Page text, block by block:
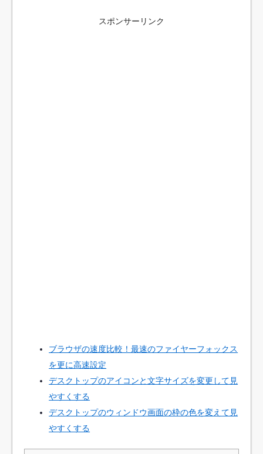
スポンサーリンク
ブラウザの速度比較！最速のファイヤーフォックス
を更に高速設定
デスクトップのアイコンと文字サイズを変更して見
やすくする
デスクトップのウィンドウ画面の枠の色を変えて見
やすくする